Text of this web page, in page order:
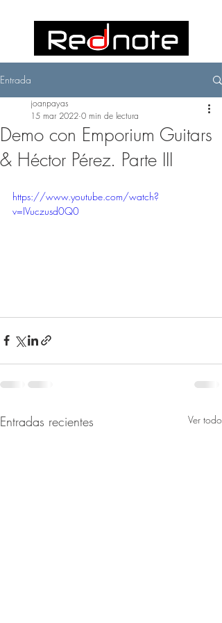
Entrada
Demo con Emporium Guitars
& Héctor Pérez. Parte III
joanpayas
15 mar 2022 0 min de lectura
https://www.youtube.com/watch?
v=IVuczusd0Q0
Entradas recientes Ver todo